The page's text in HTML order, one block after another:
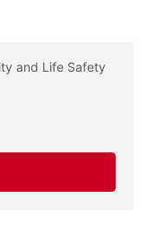
and Life Safety